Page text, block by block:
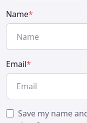
Name*
Email*
Save my name